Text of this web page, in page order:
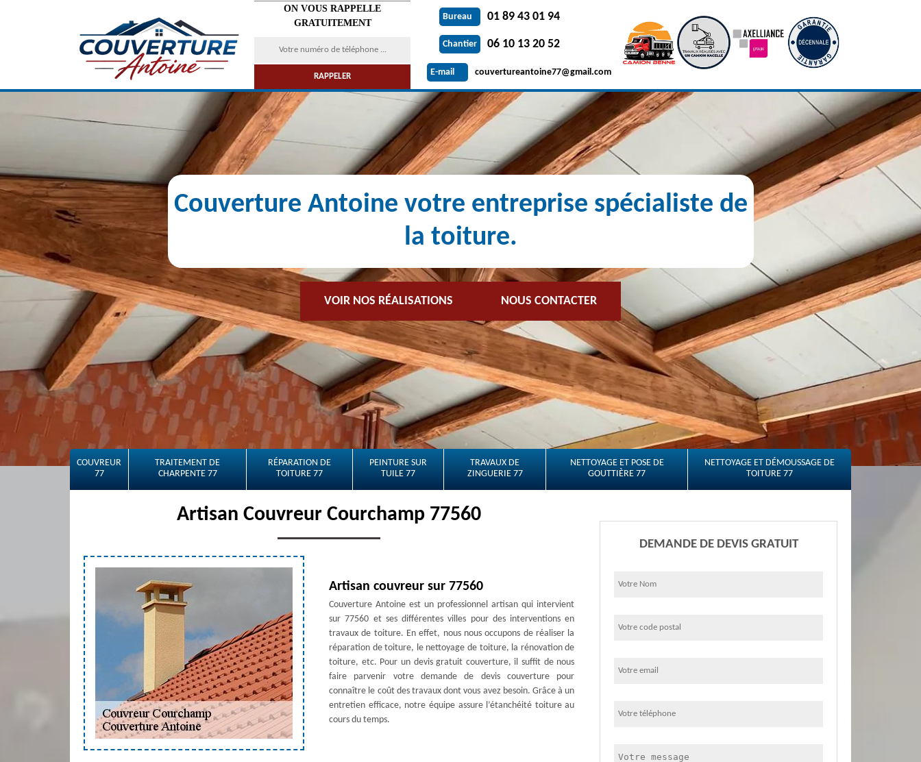
ON VOUS RAPPELLE
GRATUITEMENT
Bureau 01 89 43 01 94
Chantier 06 10 13 20 52
E-mail couvertureantoine77@gmail.com
Couverture Antoine votre entreprise spécialiste de
la toiture.
VOIR NOS RÉALISATIONS NOUS CONTACTER
COUVREUR
77
TRAITEMENT DE
CHARPENTE 77
RÉPARATION DE
TOITURE 77
PEINTURE SUR
TUILE 77
TRAVAUX DE
ZINGUERIE 77
NETTOYAGE ET POSE DE
GOUTTIÈRE 77
NETTOYAGE ET DÉMOUSSAGE DE
TOITURE 77
Artisan Couvreur Courchamp 77560
Artisan couvreur sur 77560
Couverture Antoine est un professionnel artisan qui intervient
sur 77560 et ses différentes villes pour des interventions en
travaux de toiture. En effet, nous nous occupons de réaliser la
réparation de toiture, le nettoyage de toiture, la rénovation de
toiture, etc. Pour un devis gratuit couverture, il suffit de nous
faire parvenir votre demande de devis couverture pour
connaître le coût des travaux dont vous avez besoin. Grâce à un
entretien efficace, notre équipe assure l’étanchéité toiture au
cours du temps.
DEMANDE DE DEVIS GRATUIT